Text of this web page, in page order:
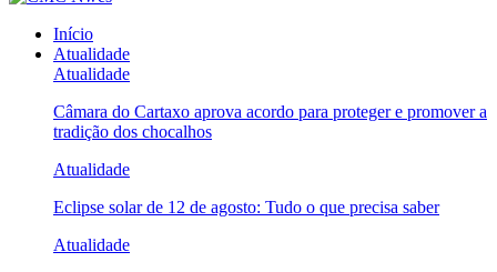
Início
Atualidade
Atualidade
Câmara do Cartaxo aprova acordo para proteger e promover a
tradição dos chocalhos
Atualidade
Eclipse solar de 12 de agosto: Tudo o que precisa saber
Atualidade